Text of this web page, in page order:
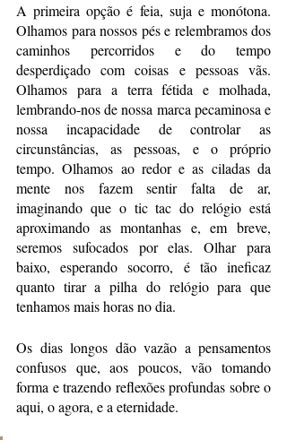
A primeira opção é feia, suja e monótona.
Olhamos para nossos pés e relembramos dos
caminhos percorridos e do tempo
desperdiçado com coisas e pessoas vãs.
Olhamos para a terra fétida e molhada,
lembrando-nos de nossa marca pecaminosa e
nossa incapacidade de controlar as
circunstâncias, as pessoas, e o próprio
tempo. Olhamos ao redor e as ciladas da
mente nos fazem sentir falta de ar,
imaginando que o tic tac do relógio está
aproximando as montanhas e, em breve,
seremos sufocados por elas. Olhar para
baixo, esperando socorro, é tão ineficaz
quanto tirar a pilha do relógio para que
tenhamos mais horas no dia.
Os dias longos dão vazão a pensamentos
confusos que, aos poucos, vão tomando
forma e trazendo reflexões profundas sobre o
aqui, o agora, e a eternidade.